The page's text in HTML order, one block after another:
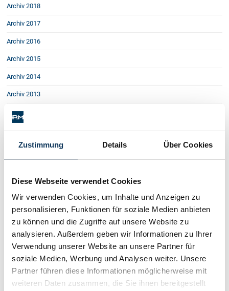
Zustimmung Details Über Cookies
Diese Webseite verwendet Cookies
Wir verwenden Cookies, um Inhalte und Anzeigen zu
personalisieren, Funktionen für soziale Medien anbieten
zu können und die Zugriffe auf unsere Website zu
analysieren. Außerdem geben wir Informationen zu Ihrer
Verwendung unserer Website an unsere Partner für
soziale Medien, Werbung und Analysen weiter. Unsere
Partner führen diese Informationen möglicherweise mit
weiteren Daten zusammen, die Sie ihnen bereitgestellt
Kontakt
Archiv 2018
Archiv 2017
Archiv 2016
Archiv 2015
Archiv 2014
Archiv 2013
Archiv 2012
Archiv 2011
Archiv 2010
Archiv 2008
Archiv 2007
Archiv 2006
Archiv 2001-2005
EuGH: In-house-Vergaben erschwert
Noch 14 Tage Zeit für Modell
Zum Eigentumsvorbehalt
Weiterführung ist fraglich